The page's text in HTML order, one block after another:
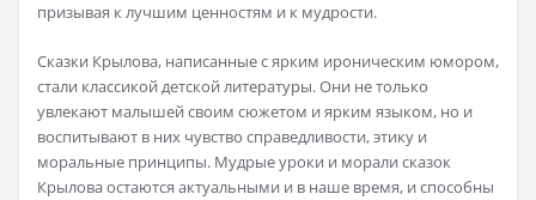
призывая к лучшим ценностям и к мудрости.
Сказки Крылова, написанные с ярким ироническим юмором,
стали классикой детской литературы. Они не только
увлекают малышей своим сюжетом и ярким языком, но и
воспитывают в них чувство справедливости, этику и
моральные принципы. Мудрые уроки и морали сказок
Крылова остаются актуальными и в наше время, и способны